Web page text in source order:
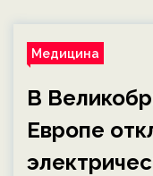
Медицина
В
Европе